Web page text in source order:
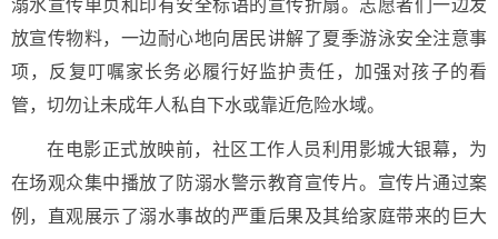
溺水宣传单页和印有安全标语的宣传折扇。志愿者们一边发
放宣传物料，一边耐心地向居民讲解了夏季游泳安全注意事
项，反复叮嘱家长务必履行好监护责任，加强对孩子的看
管，切勿让未成年人私自下水或靠近危险水域。
在电影正式放映前，社区工作人员利用影城大银幕，为
在场观众集中播放了防溺水警示教育宣传片。宣传片通过案
例，直观展示了溺水事故的严重后果及其给家庭带来的巨大